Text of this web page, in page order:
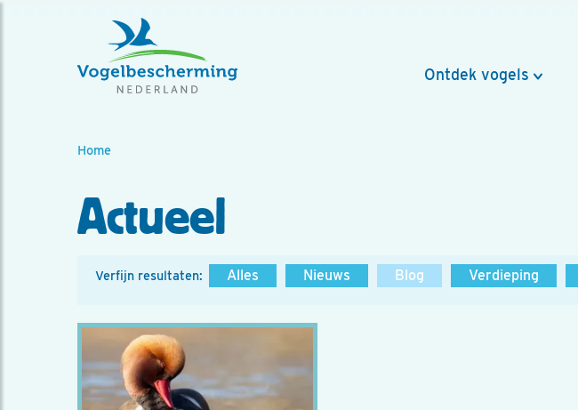
Ontdek vogels
Home
Actueel
Verfijn resultaten: Alles Nieuws Blog Verdieping